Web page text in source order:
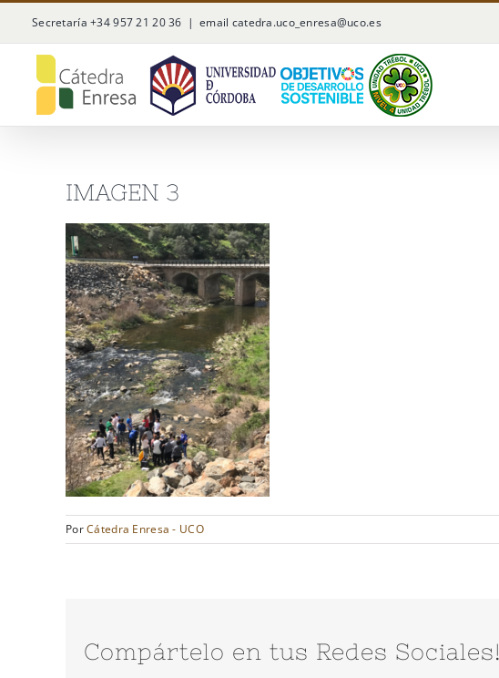
Saltar
al
contenido
Secretaría +34 957 21 20 36 | email catedra.uco_enresa@uco.es
IMAGEN 3
PorCátedra Enresa - UCO
Compártelo en tus Redes Sociales!